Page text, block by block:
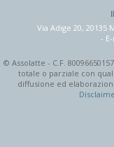
Via Adige 20, 20135
-
© Assolatte - C.F.
totale o parziale con
diffusione ed